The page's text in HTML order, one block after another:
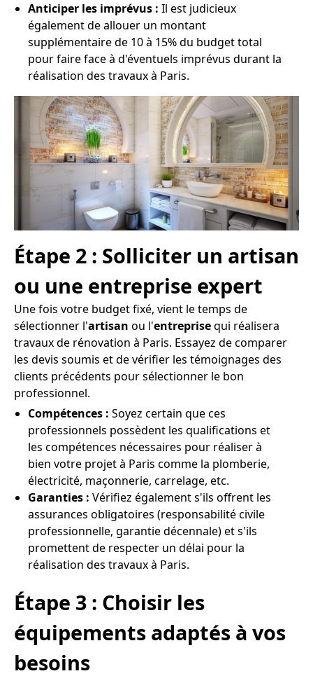
Anticiper les imprévus : Il est judicieux
également de allouer un montant
supplémentaire de 10 à 15% du budget total
pour faire face à d'éventuels imprévus durant la
réalisation des travaux à Paris.
Étape 2 : Solliciter un artisan
ou une entreprise expert
Une fois votre budget fixé, vient le temps de
sélectionner l'artisan ou l'entreprisequi réalisera
travaux de rénovation à Paris. Essayez de comparer
les devis soumis et de vérifier les témoignages des
clients précédents pour sélectionner le bon
professionnel.
Compétences : Soyez certain que ces
professionnels possèdent les qualifications et
les compétences nécessaires pour réaliser à
bien votre projet à Paris comme la plomberie,
électricité, maçonnerie, carrelage, etc.
Garanties : Vérifiez également s'ils offrent les
assurances obligatoires (responsabilité civile
professionnelle, garantie décennale) et s'ils
promettent de respecter un délai pour la
réalisation des travaux à Paris.
Étape 3 : Choisir les
équipements adaptés à vos
besoins